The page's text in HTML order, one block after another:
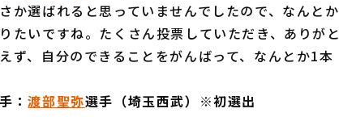
さか選ばれると思っていませんでしたので、なんと
たいですね。たくさん投票していただき、ありが
ず、自分のできることをがんばって、なんとか1本
：渡部聖弥選手（埼玉西武）※初選出